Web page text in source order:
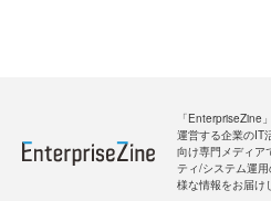
「EnterpriseZine
運営する企業のIT
向け専門メディア
ティ/システム運
様な情報をお届け